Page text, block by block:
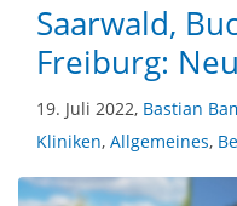
Saarwald,
Freiburg:
19. Juli 2022, Bastian
Kliniken, Allgemeines,